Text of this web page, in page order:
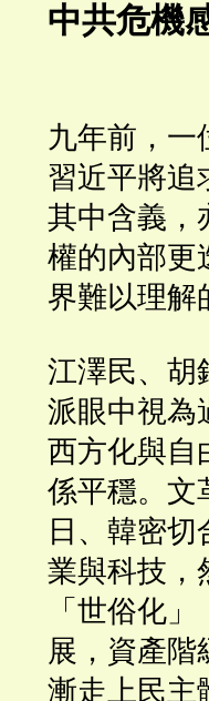
中共危機
九年前，一
習近平將追
其中含義，
權的內部更
界難以理解
江澤民、胡
派眼中視為
西方化與自
係平穩。文
日、韓密
業與科技，
「世俗化
展，資產階
漸走上民主